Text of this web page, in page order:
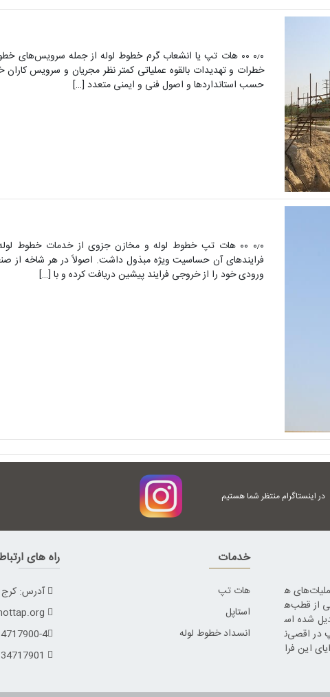
۰٫۰ ۰۰ هات تپ یا انشعاب گرم خطوط لوله از جمله
خطرات و تهدیدات بالقوه عملیاتی کمتر نظر مجریان و سرویس
حسب استانداردها و اصول فنی و ایمنی متعدد […]
۰٫۰ ۰۰ هات تپ خطوط لوله و مخازن جزوی از خدمات
فرایندهای آن حساسیت ویژه مبذول داشت. اصولاً در هر شاخه از
ورودی خود را از خروجی فرایند پیشین دریافت کرده و با […]
در اینستاگرام منتظر شما هستیم
ه
از قطب‌ه
شده اس
تپ در اقصی‌ن
این فرا
خدمات
هات تپ
استاپل
انسداد خطوط لوله
راه های
آدرس: کرج -
4